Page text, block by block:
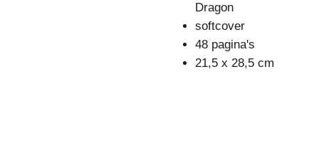
Dragon
softcover
48 pagina's
21,5 x 28,5 cm